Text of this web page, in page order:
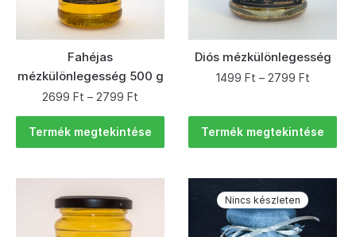
Fahéjas
mézkülönlegesség 500 g
2699Ft – 2799Ft
Termék megtekintése
Diós mézkülönlegesség
1499 Ft – 2799 Ft
Termék megtekintése
Nincs készleten